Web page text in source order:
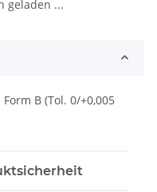
geladen ...
B (Tol. 0/+0,005